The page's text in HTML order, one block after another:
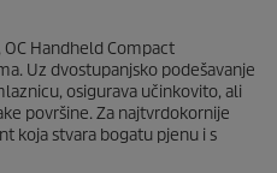
Handheld Compact
Uz dvostupanjsko podešavanje
osigurava učinkovito, ali
površine. Za najtvrdokornije
koja stvara bogatu pjenu i s